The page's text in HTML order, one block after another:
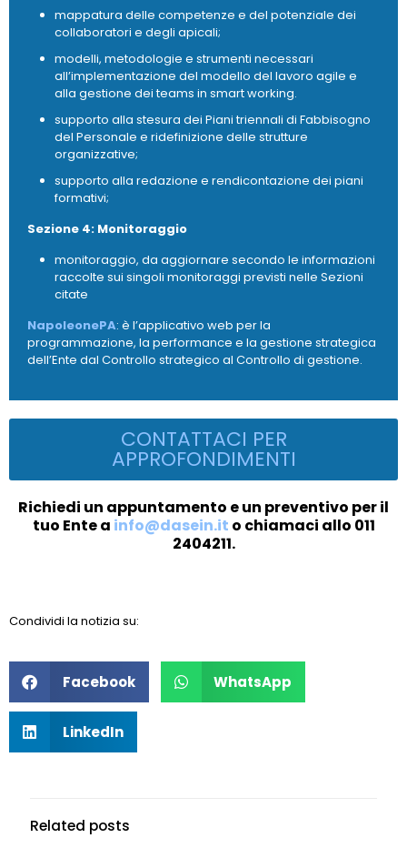
mappatura delle competenze e del potenziale dei
collaboratori e degli apicali;
modelli, metodologie e strumenti necessari
all’implementazione del modello del lavoro agile e
alla gestione dei teams in smart working.
supporto alla stesura dei Piani triennali di Fabbisogno
del Personale e ridefinizione delle strutture
organizzative;
supporto alla redazione e rendicontazione dei piani
formativi;
Sezione 4: Monitoraggio
monitoraggio, da aggiornare secondo le informazioni
raccolte sui singoli monitoraggi previsti nelle Sezioni
citate
NapoleonePA: è l’applicativo web per la
programmazione, la performance e la gestione strategica
dell’Ente dal Controllo strategico al Controllo di gestione.
CONTATTACI PER
APPROFONDIMENTI
Richiedi un appuntamento e un preventivo per il
tuo Ente a info@dasein.it o chiamaci allo 011
2404211.
Condividi la notizia su:
Facebook WhatsApp
LinkedIn
Related posts